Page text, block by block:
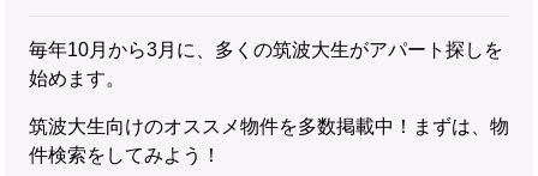
毎年10月から3月に、多くの筑波大生がアパート探しを
始めます。
筑波大生向けのオススメ物件を多数掲載中！まずは、物
件検索をしてみよう！